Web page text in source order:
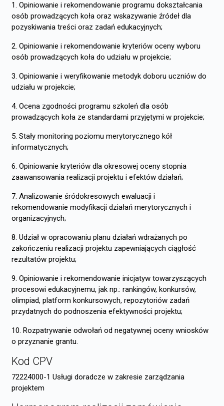
1. Opiniowanie i rekomendowanie programu dokształcania
osób prowadzących koła oraz wskazywanie źródeł dla
pozyskiwania treści oraz zadań edukacyjnych;
2. Opiniowanie i rekomendowanie kryteriów oceny wyboru
osób prowadzących koła do udziału w projekcie;
3. Opiniowanie i weryfikowanie metodyk doboru uczniów do
udziału w projekcie;
4. Ocena zgodności programu szkoleń dla osób
prowadzących koła ze standardami przyjętymi w projekcie;
5. Stały monitoring poziomu merytorycznego kół
informatycznych;
6. Opiniowanie kryteriów dla okresowej oceny stopnia
zaawansowania realizacji projektu i efektów działań;
7. Analizowanie śródokresowych ewaluacji i
rekomendowanie modyfikacji działań merytorycznych i
organizacyjnych;
8. Udział w opracowaniu planu działań wdrażanych po
zakończeniu realizacji projektu zapewniających ciągłość
rezultatów projektu;
9. Opiniowanie i rekomendowanie inicjatyw towarzyszących
procesowi edukacyjnemu, jak np.: rankingów, konkursów,
olimpiad, platform konkursowych, repozytoriów zadań
przydatnych do podnoszenia efektywności projektu;
10. Rozpatrywanie odwołań od negatywnej oceny wniosków
o przyznanie grantu.
Kod CPV
72224000-1 Usługi doradcze w zakresie zarządzania
projektem